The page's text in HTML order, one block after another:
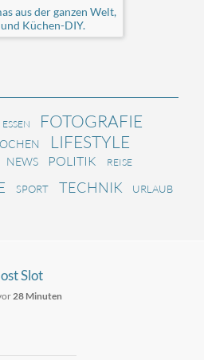
aus der ganzen Welt,
Küchen-DIY.
ESSEN FOTOGRAFIE
LIFESTYLE
NEWS POLITIK REISE
SPORT TECHNIK URLAUB
Slot
28 Minuten